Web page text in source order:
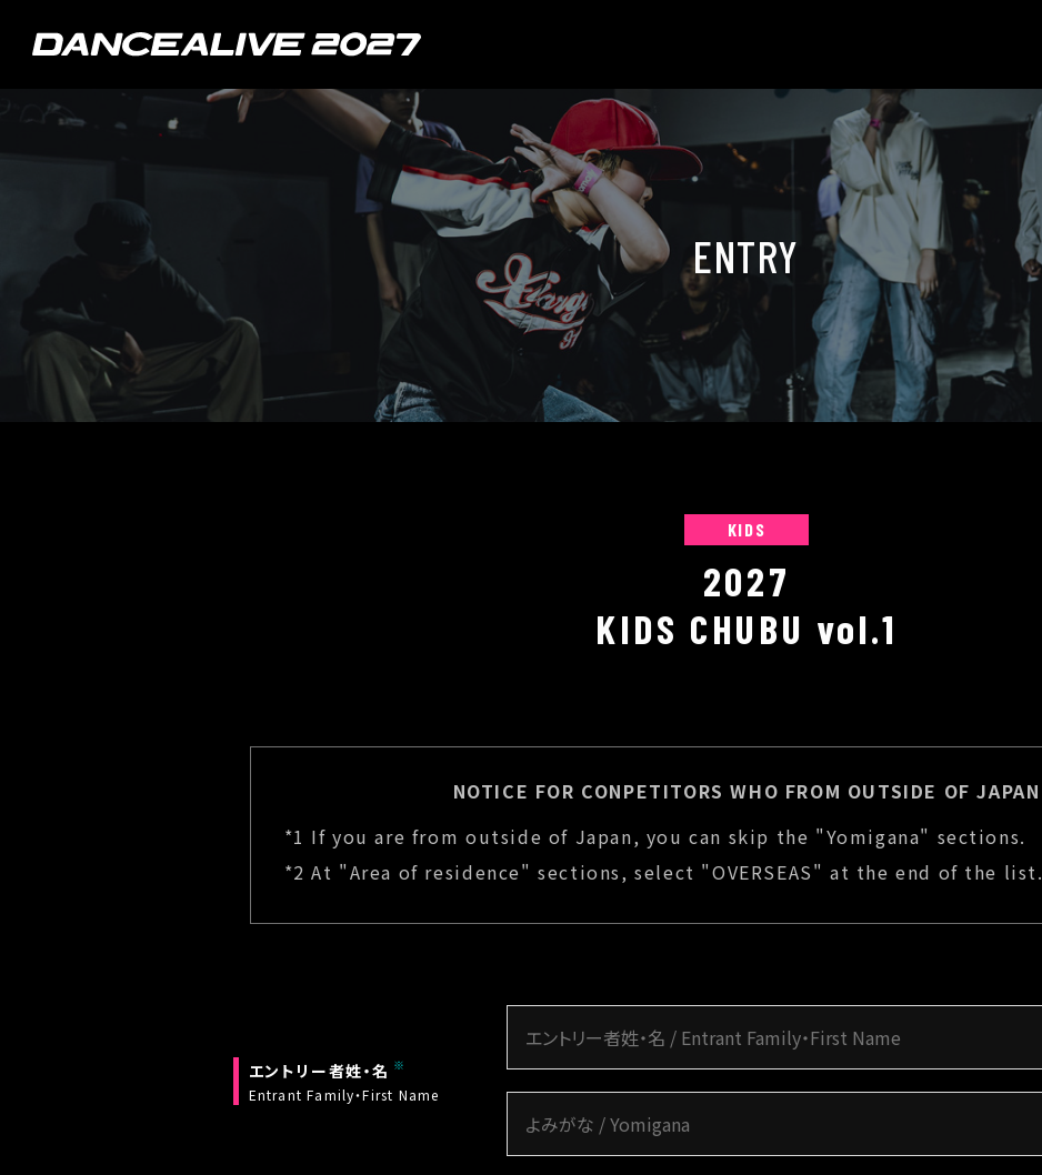
ENTRY
KIDS
2027
KIDS CHUBU vol.1
NOTICE FOR CONPETITORS WHO FROM OUTSIDE OF JAPAN
*1 If you are from outside of Japan, you can skip the "Yomigana" sections.
*2 At "Area of residence" sections, select "OVERSEAS" at the end of the list.
エントリー者姓・名
Entrant Family・First Name